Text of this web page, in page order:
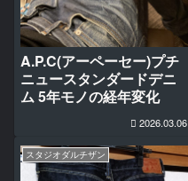
A.P.C(アーペーセー)プチ
ニュースタンダードデニ
ム 5年モノの経年変化
2026.03.06
スタジオダルチザン